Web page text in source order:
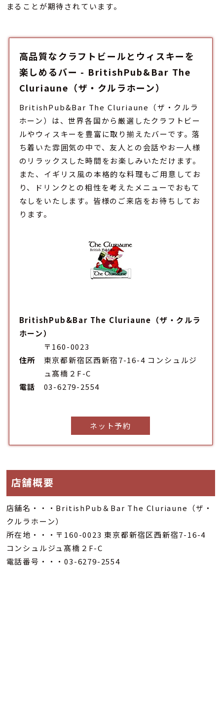
まることが期待されています。
高品質なクラフトビールとウィスキーを
楽しめるバー - BritishPub&Bar The
Cluriaune（ザ・クルラホーン）
BritishPub&Bar The Cluriaune（ザ・クルラ
ホーン）は、世界各国から厳選したクラフトビー
ルやウィスキーを豊富に取り揃えたバーです。落
ち着いた雰囲気の中で、友人との会話やお一人様
のリラックスした時間をお楽しみいただけます。
また、イギリス風の本格的な料理もご用意してお
り、ドリンクとの相性を考えたメニューでおもて
なしをいたします。皆様のご来店をお待ちしてお
ります。
BritishPub&Bar The Cluriaune（ザ・クルラ
ホーン）
住所
〒160-0023
東京都新宿区西新宿7-16-4 コンシュルジ
ュ髙橋２F-C
電話
03-6279-2554
ネット予約
店舗概要
店舗名・・・BritishPub＆Bar The Cluriaune（ザ・
クルラホーン）
所在地・・・〒160-0023 東京都新宿区西新宿7-16-4
コンシュルジュ髙橋２F-C
電話番号・・・03-6279-2554